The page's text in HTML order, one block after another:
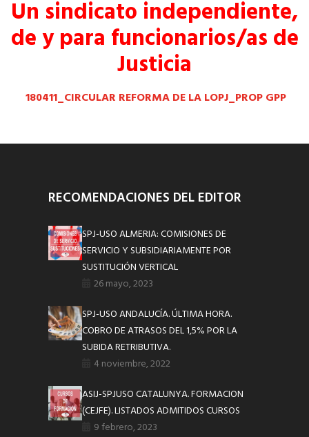
Un sindicato independiente,
de y para funcionarios/as de
Justicia
180411_CIRCULAR REFORMA DE LA LOPJ_PROP GPP
RECOMENDACIONES DEL EDITOR
SPJ-USO ALMERIA: COMISIONES DE
SERVICIO Y SUBSIDIARIAMENTE POR
SUSTITUCIÓN VERTICAL
26 mayo, 2023
SPJ-USO ANDALUCÍA. ÚLTIMA HORA.
COBRO DE ATRASOS DEL 1,5% POR LA
SUBIDA RETRIBUTIVA.
4 noviembre, 2022
ASIJ-SPJUSO CATALUNYA. FORMACION
(CEJFE). LISTADOS ADMITIDOS CURSOS
9 febrero, 2023